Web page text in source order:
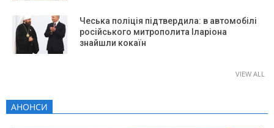
Чеська поліція підтвердила: в автомобілі
російського митрополита Іларіона
знайшли кокаїн
VIEW ALL
АНОНСИ